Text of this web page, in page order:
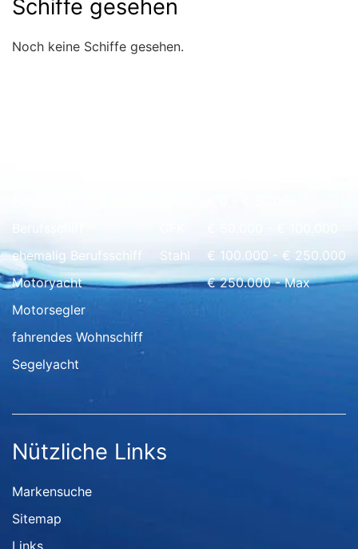
Schiffe gesehen
Noch keine Schiffe gesehen.
ehemalig Berufsschiff
Motoryacht
Motorsegler
fahrendes Wohnschiff
Segelyacht
Stahl
€ 100.000 - € 250.000
€ 250.000 - Max
Nützliche Links
Markensuche
Sitemap
Links